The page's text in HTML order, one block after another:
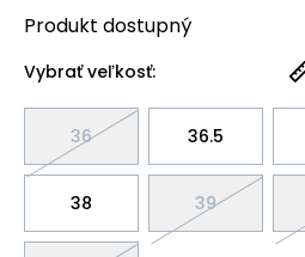
Produkt dostupný
Vybrať veľkosť:
36 36.5
38 39